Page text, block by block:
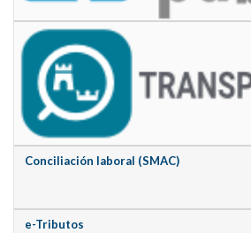
Conciliación laboral (SMAC)
e-Tributos